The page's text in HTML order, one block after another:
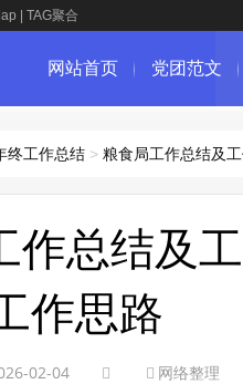
TAG聚合
网站首页 党团范文
终工作总结 > 粮食局工作总结及
作总结及
作思路
02-04 网络整理